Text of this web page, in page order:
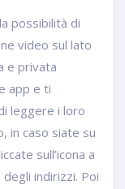
possibilità di
video sul lato
e privata
app e ti
leggere i loro
in caso siate su
sull’icona a
indirizzi. Poi